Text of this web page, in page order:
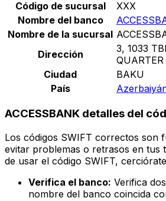
Código de sucursal
XXX
Nombre del banco
Nombre de la sucursal
Dirección
3, 1033
QUARTER
Ciudad
BAKU
País
ACCESSBANK detalles del
Los códigos SWIFT correctos son
evitar problemas o retrasos en tus
de usar el código SWIFT,
Verifica el banco: Verifica
nombre del banco coincida